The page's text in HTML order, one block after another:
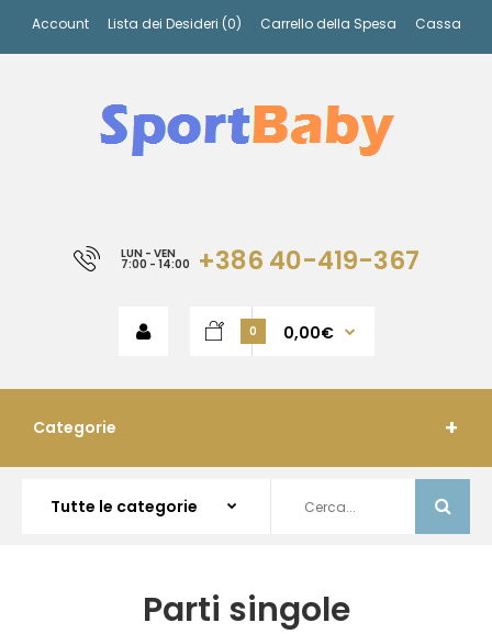
Account Lista dei Desideri (0) Carrello della Spesa Cassa
LUN - VEN
7:00 - 14:00 +386 40-419-367
0 0,00€
Categorie
Parti singole